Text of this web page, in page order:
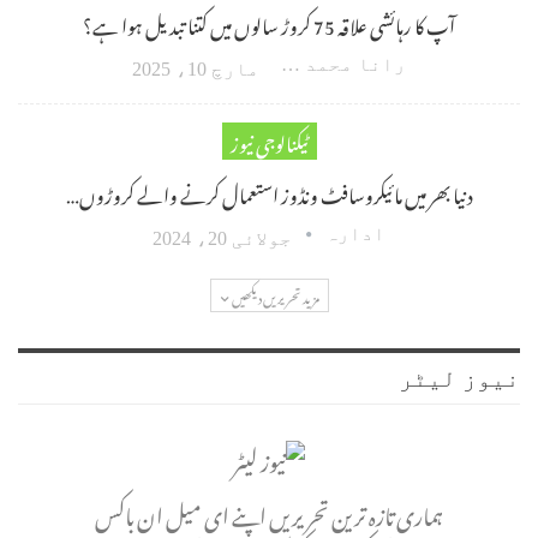
آپ کا رہائشی علاقہ 75 کروڑ سالوں میں کتنا تبدیل ہوا ہے؟
رانا محمد امین اکبر مارچ 10، 2025
ٹیکنالوجی نیوز
دنیا بھر میں مائیکروسافٹ ونڈوز استعمال کرنے والے کروڑوں…
ادارہ جولائی 20، 2024
مزید تحریریں دیکھیں
نیوز لیٹر
ہماری تازہ ترین تحریریں اپنے ای میل ان باکس